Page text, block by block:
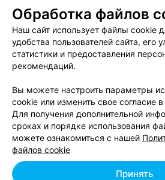
Татуаж в районе Октябрьский в
Тату салоны: Октябрьский район
Добавить
Добавить
Обработка файлов
Наш сайт использует файлы cookie
удобства пользователей сайта, его
статистики и предоставления
рекомендаций.
Вы можете настроить параметры
cookie или изменить свое согласие
Для получения дополнительной
сроках и порядке использования
можете ознакомиться с нашей
файлов cookie
Принять